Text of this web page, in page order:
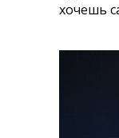
хочешь